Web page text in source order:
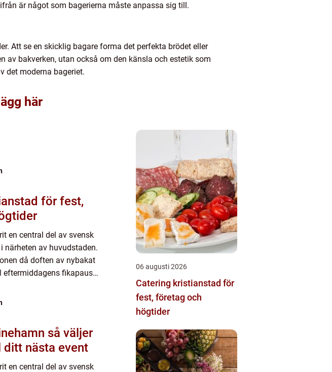
är något som bagerierna måste anpassa sig till.
Att se en skicklig bagare forma det perfekta brödet eller
av bakverken, utan också om den känsla och estetik som
det moderna bageriet.
här
för fest,
en central del av svensk
närheten av huvudstaden.
då doften av nybakat
eftermiddagens fikapaus
så väljer
nästa event
en central del av svensk
06 augusti 2026
Catering kristianstad för
fest, företag och
högtider